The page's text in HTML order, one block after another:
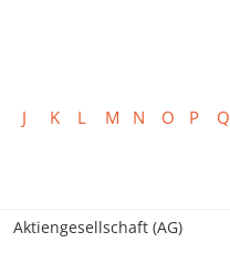
J K L M N O P Q
Aktiengesellschaft (AG)